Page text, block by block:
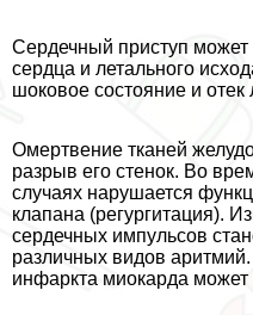
Сердечный приступ может
сердца и летального
шоковое состояние и отек
Омертвение тканей
разрыв его стенок. Во
случаях нарушается
клапана (регургитация).
сердечных импульсов
различных видов
инфаркта миокарда может